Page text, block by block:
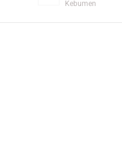
Kebumen